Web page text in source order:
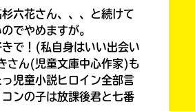
六花さん、、、と続けて
でやめますが。
で！(私自身はいい出会い
さん(児童文庫中心作家)も
児童小説ヒロイン全部言
ンの子は放課後君と七番